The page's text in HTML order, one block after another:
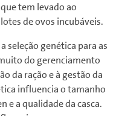
tem levado ao
de ovos incubáveis.
seleção genética para as
do gerenciamento
da ração e à gestão da
influencia o tamanho
e a qualidade da casca.